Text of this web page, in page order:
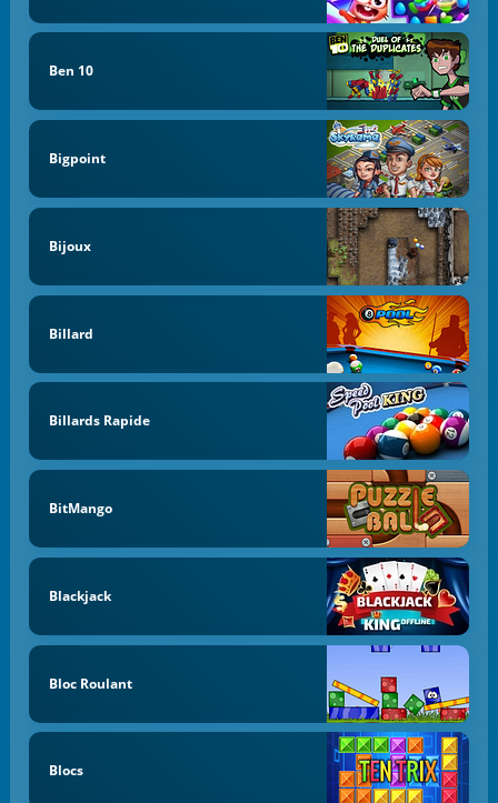
Ben 10
Bigpoint
Bijoux
Billard
Billards Rapide
BitMango
Blackjack
Bloc Roulant
Blocs